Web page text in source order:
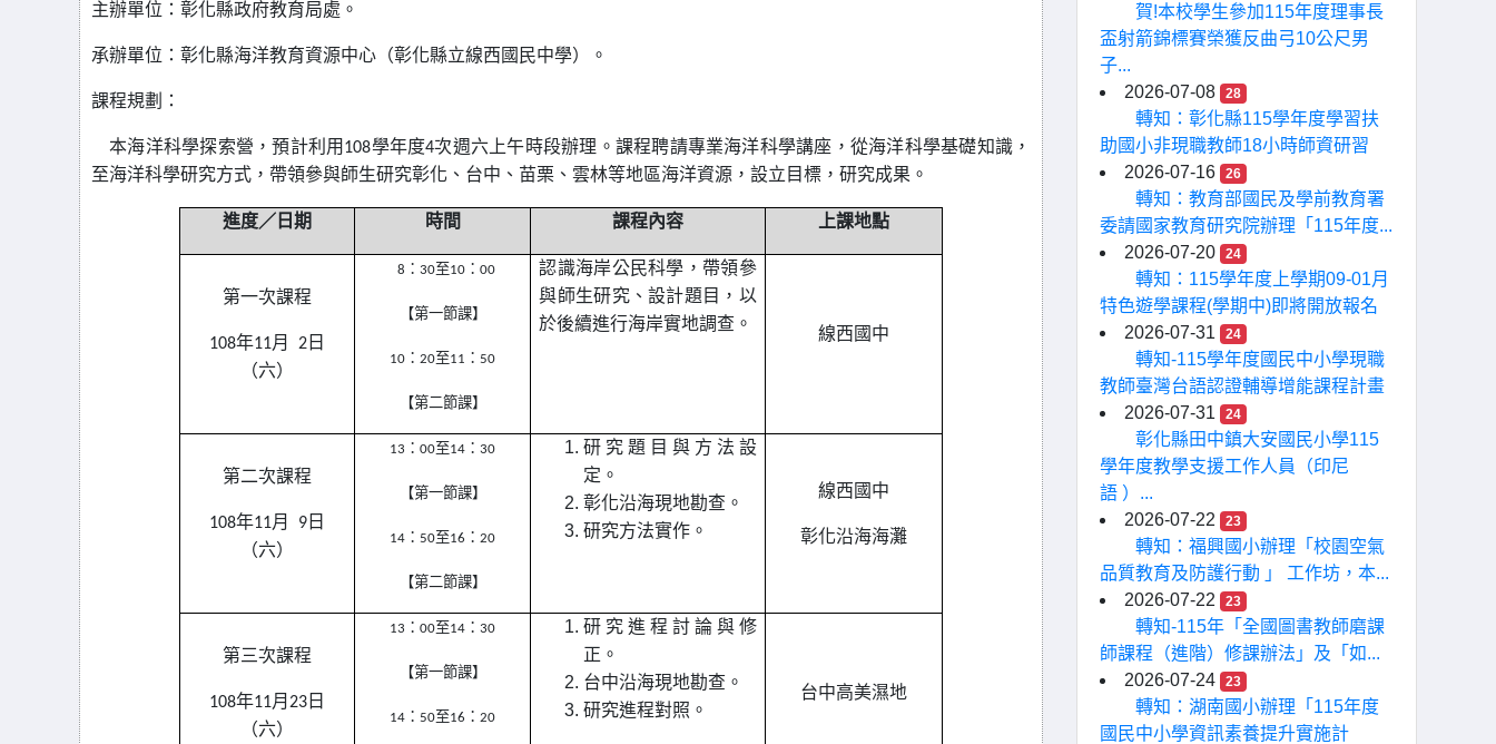
主辦單位：彰化縣政府教育局處。
承辦單位：彰化縣海洋教育資源中心（彰化縣立線西國民中學）。
課程規劃：
本海洋科學探索營，預計利用108學年度4次週六上午時段辦理。課程聘請專業海洋科學講座，從海洋科學基礎知識，
至海洋科學研究方式，帶領參與師生研究彰化、台中、苗栗、雲林等地區海洋資源，設立目標，研究成果。
進度／日期 時間 課程內容 上課地點
第一次課程
108年11月
2日
（六）
8 ：30至10：00
【第一節課】
10 ：20至11：50
【第二節課】
認識海岸公民科學，帶領參
與師生研究、設計題目，以
於後續進行海岸實地調查。
線西國中
第二次課程
108年11月
9日
（六）
13 ：00至14：30
【第一節課】
14 ：50至16：20
【第二節課】
研究題目與方法設
定。
彰化沿海現地勘查。
研究方法實作。
線西國中
彰化沿海海灘
第三次課程
108年11月23日
（六）
13 ：00至14：30
【第一節課】
14 ：50至16：20
研究進程討論與修
正。
台中沿海現地勘查。
研究進程對照。
台中高美濕地
賀!本校學生參加115年度理事長
盃射箭錦標賽榮獲反曲弓10公尺男
子...
2026-07-08
28
轉知：彰化縣115學年度學習扶
助國小非現職教師18小時師資研習
2026-07-16
26
轉知：教育部國民及學前教育署
委請國家教育研究院辦理「115年度...
2026-07-20
24
轉知：115學年度上學期09-01月
特色遊學課程(學期中)即將開放報名
2026-07-31
24
轉知-115學年度國民中小學現職
教師臺灣台語認證輔導增能課程計畫
2026-07-31
24
彰化縣田中鎮大安國民小學115
學年度教學支援工作人員（印尼
語 ）...
2026-07-22
23
轉知：福興國小辦理「校園空氣
品質教育及防護行動 」 工作坊，本...
2026-07-22
23
轉知-115年「全國圖書教師磨課
師課程（進階）修課辦法」及「如...
2026-07-24
23
轉知：湖南國小辦理「115年度
國民中小學資訊素養提升實施計